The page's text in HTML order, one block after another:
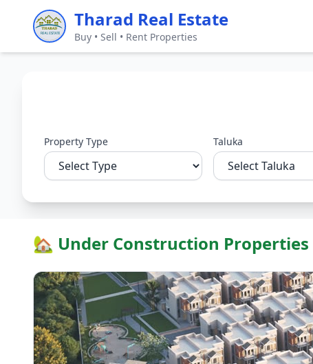
Tharad Real Estate
Buy • Sell • Rent Properties
Property Type Taluka
🏡 Under Construction Properties